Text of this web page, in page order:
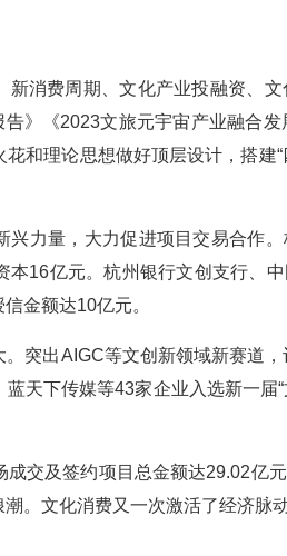
消费周期、文化产业投融资、
告》《2023文旅元宇宙产业融合
和理论思想做好顶层设计，搭建
兴力量，大力促进项目交易合作
16亿元。杭州银行文创支行、
金额达10亿元。
突出AIGC等文创新领域新赛道
蓝天下传媒等43家企业入选新一
交及签约项目总金额达29.02亿
。文化消费又一次激活了经济脉